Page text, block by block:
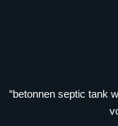
“betonnen septic tank